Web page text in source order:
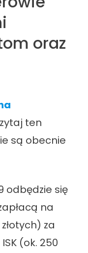
oraz
ten
są obecnie
odbędzie się
na
za
(ok. 250